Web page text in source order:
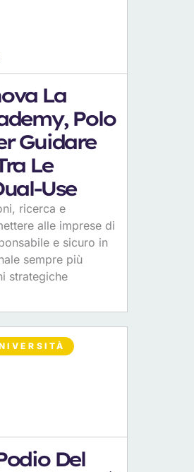
La
Polo
Guidare
Le
Use
ricerca e
alle imprese di
e sicuro in
sempre più
strategiche
Del